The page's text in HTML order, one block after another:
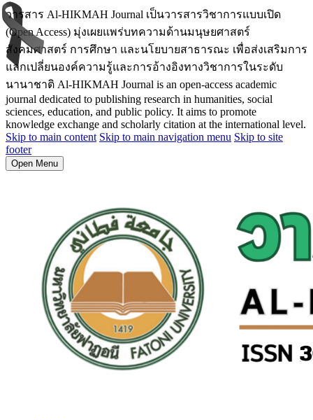
วารสาร Al-HIKMAH Journal เป็นวารสารวิชาการแบบเปิด
(Open Access) มุ่งเผยแพร่บทความด้านมนุษยศาสตร์
สังคมศาสตร์ การศึกษา และนโยบายสาธารณะ เพื่อส่งเสริมการ
แลกเปลี่ยนองค์ความรู้และการอ้างอิงทางวิชาการในระดับ
นานาชาติ Al-HIKMAH Journal is an open-access academic
journal dedicated to publishing research in humanities, social
sciences, education, and public policy. It aims to promote
knowledge exchange and scholarly citation at the international level.
Skip to main content Skip to main navigation menu Skip to site
footer
Open Menu